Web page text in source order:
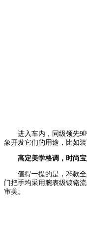
进入车内，同级领先9
象开发它们的用途，比如
高定美学格调 ，时尚
值得一提的是，26款
门把手均采用腕表级镀铬
审美。